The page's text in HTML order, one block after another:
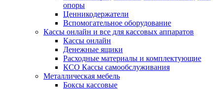
опоры
Ценникодержатели
Вспомогательное оборудование
Кассы онлайн и все для кассовых аппаратов
Кассы онлайн
Денежные ящики
Расходные материалы и комплектующие
КСО Кассы самообслуживания
Металлическая мебель
Боксы кассовые